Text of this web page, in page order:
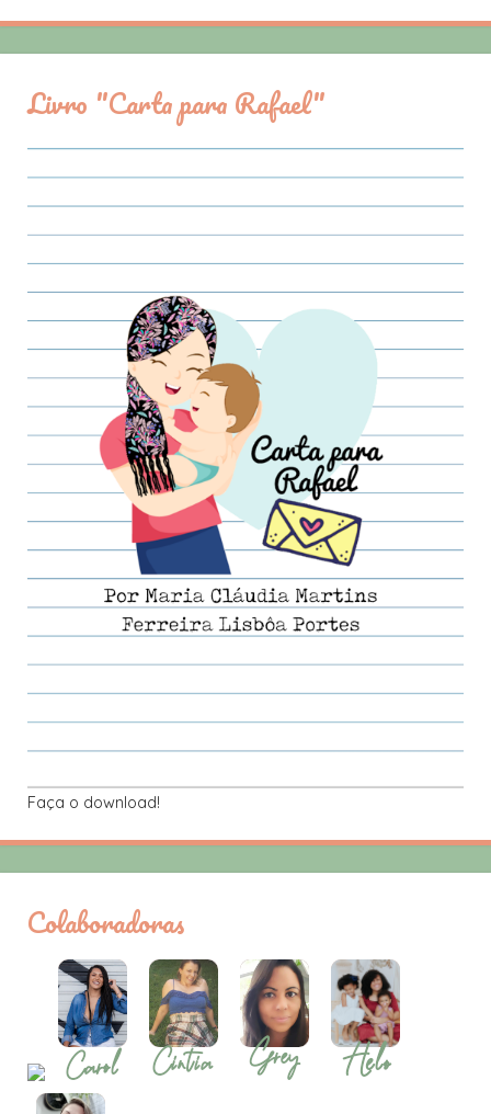
Livro "Carta para Rafael"
Faça o download!
Colaboradoras